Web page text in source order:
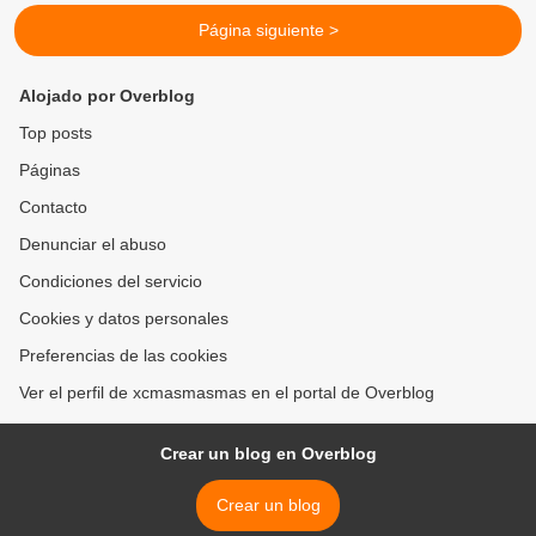
Página siguiente >
Alojado por Overblog
Top posts
Páginas
Contacto
Denunciar el abuso
Condiciones del servicio
Cookies y datos personales
Preferencias de las cookies
Ver el perfil de xcmasmasmas en el portal de Overblog
Crear un blog en Overblog
Crear un blog